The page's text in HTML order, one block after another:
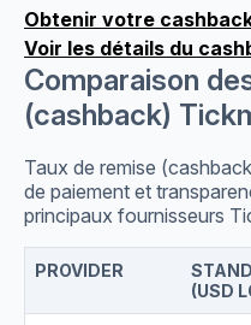
Obtenir votre
Voir les détails du
Comparaison
(cashback)
Taux de remise
de paiement et
principaux fournisseurs
PROVIDER
(USD